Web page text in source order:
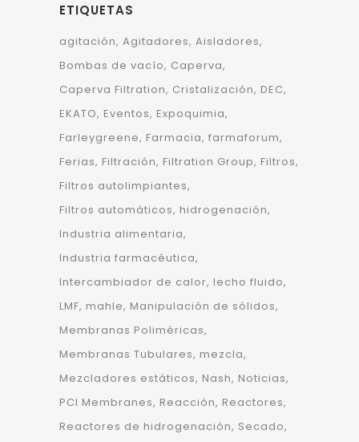
ETIQUETAS
agitación Agitadores Aisladores
Bombas de vacío Caperva
Caperva Filtration Cristalización DEC
EKATO Eventos Expoquimia
Farleygreene Farmacia farmaforum
Ferias Filtración Filtration Group Filtros
Filtros autolimpiantes
Filtros automáticos hidrogenación
Industria alimentaria
Industria farmacéutica
Intercambiador de calor lecho fluido
LMF mahle Manipulación de sólidos
Membranas Poliméricas
Membranas Tubulares mezcla
Mezcladores estáticos Nash Noticias
PCI Membranes Reacción Reactores
Reactores de hidrogenación Secado